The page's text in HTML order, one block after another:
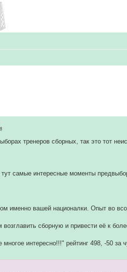
тренеров сборных, так это тот
самые интересные моменты
именно вашей националки. Опыт во
сборную и привести её к
многое интересно!!!" рейтинг 498, -50